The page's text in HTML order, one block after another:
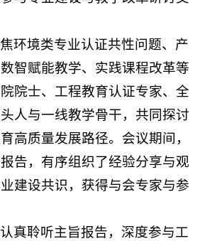
环境类专业认证共性问题、产
智赋能教学、实践课程改革等
院士、工程教育认证专家、全
人与一线教学骨干，共同探讨
高质量发展路径。会议期间，
告，有序组织了经验分享与观
建设共识，获得与会专家与参
真聆听主旨报告，深度参与工